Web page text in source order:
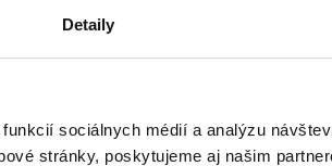
Detaily
sociálnych médií a analýzu
stránky, poskytujeme aj našim